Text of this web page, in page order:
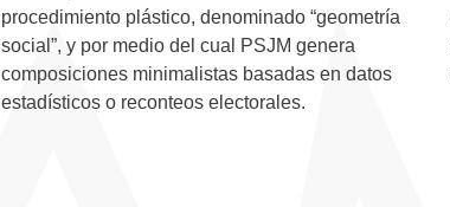
procedimiento plástico, denominado “geometría
social”, y por medio del cual PSJM genera
composiciones minimalistas ba­sadas en datos
estadísticos o reconteos electorales.